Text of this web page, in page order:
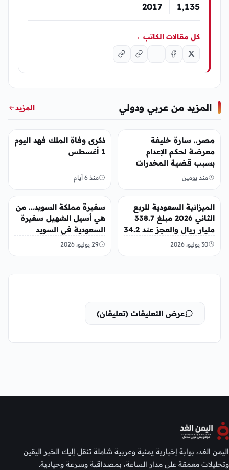
1٬135 2017
كل مقالات الكاتب←
المزيد من عربي ودولي المزيد
مصر.. سارة خليفة
معرضة لحكم الإعدام
بسبب قضية المخدرات
الكبرى
منذ يومين
عربي ودولي
ذكرى وفاة الملك فهد اليوم
1 أغسطس
منذ 6 أيام
عربي ودولي
الميزانية السعودية للربع
الثاني 2026 مبلغ 338.7
مليار ريال والعجز عند 34.2
مليار ريال
30 يوليو، 2026
عربي ودولي
سفيرة مملكة السويد… من
هي أسيل الشهيل سفيرة
السعودية في السويد
29 يوليو، 2026
عرض التعليقات (تعليقان)
اليمن الغد، بوابة إخبارية يمنية وعربية شاملة تنقل إليك الخبر اليقين
وتحليلات معمّقة على مدار الساعة، بمصداقية وسرعة وحيادية.